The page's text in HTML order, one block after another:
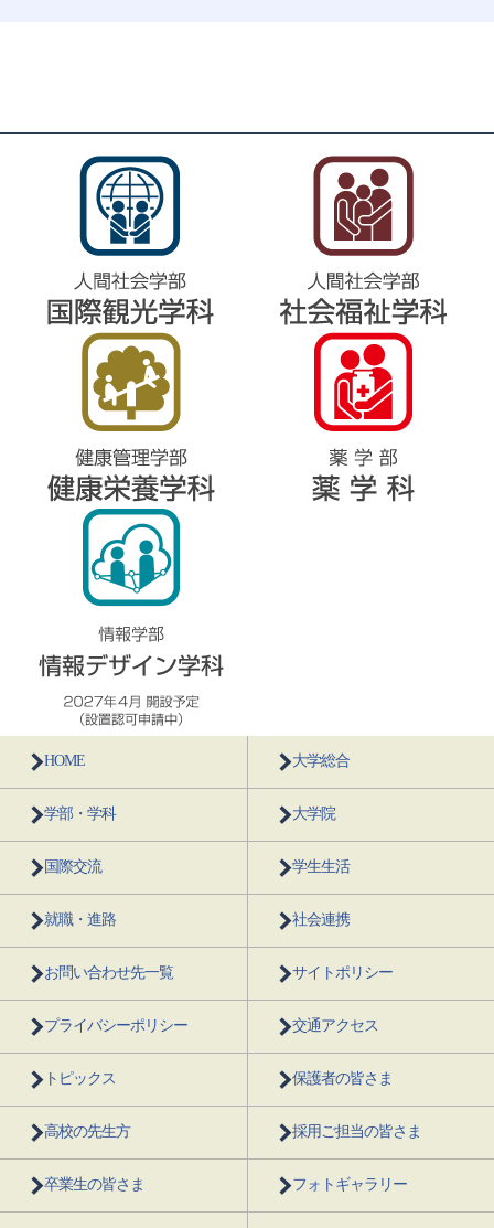
HOME 大学総合
学部・学科 大学院
国際交流 学生生活
就職・進路 社会連携
お問い合わせ先一覧 サイトポリシー
プライバシーポリシー 交通アクセス
トピックス 保護者の皆さま
高校の先生方 採用ご担当の皆さま
卒業生の皆さま フォトギャラリー